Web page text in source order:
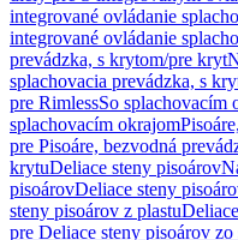
integrované ovládanie
integrované ovládanie
prevádzka, s krytom/pre kryt
splachovacia prevádzka, s
pre RimlessSo splachovacím
splachovacím okrajom
pre Pisoáre, bezvodná
krytuDeliace steny pisoárov
pisoárovDeliace steny
steny pisoárov z plastu
pre Deliace steny pisoárov zo